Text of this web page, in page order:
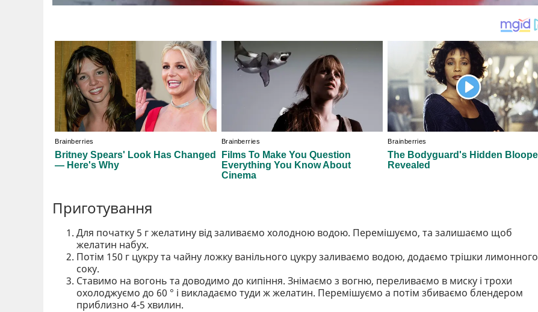
Приготування
Для початку 5 г желатину від заливаємо холодною водою. Перемішуємо, та залишаємо щоб
желатин набух.
Потім 150 г цукру та чайну ложку ванільного цукру заливаємо водою, додаємо трішки лимонного
соку.
Ставимо на вогонь та доводимо до кипіння. Знімаємо з вогню, переливаємо в миску і трохи
охолоджуємо до 60 ° і викладаємо туди ж желатин. Перемішуємо а потім збиваємо блендером
приблизно 4-5 хвилин.